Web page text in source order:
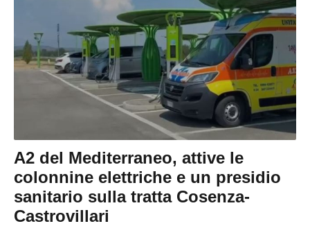
A2 del Mediterraneo, attive le
colonnine elettriche e un presidio
sanitario sulla tratta Cosenza-
Castrovillari